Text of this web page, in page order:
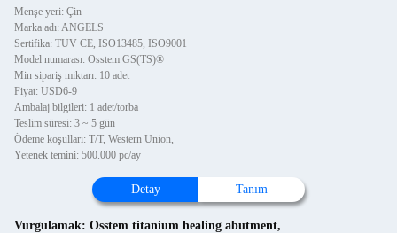
Menşe yeri: Çin
Marka adı: ANGELS
Sertifika: TUV CE, ISO13485, ISO9001
Model numarası: Osstem GS(TS)®
Min sipariş miktarı: 10 adet
Fiyat: USD6-9
Ambalaj bilgileri: 1 adet/torba
Teslim süresi: 3 ~ 5 gün
Ödeme koşulları: T/T, Western Union,
Yetenek temini: 500.000 pc/ay
Detay Tanım
Vurgulamak: Osstem titanium healing abutment,